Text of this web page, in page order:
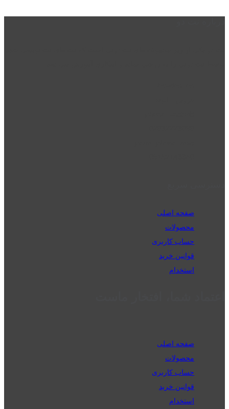
صفحه اصلی
محصولات
حساب کاربری
قوانین خرید
استخدام
صفحه اصلی
محصولات
حساب کاربری
قوانین خرید
استخدام